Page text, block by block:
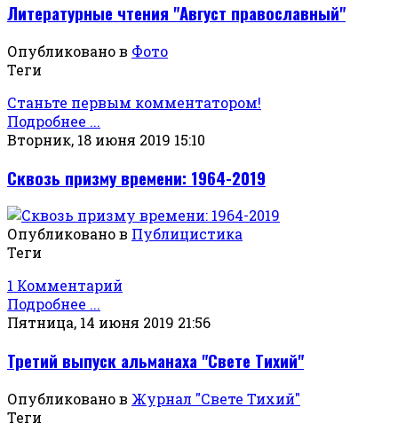
Литературные чтения "Август православный"
Опубликовано в Фото
Теги
Станьте первым комментатором!
Подробнее ...
Вторник, 18 июня 2019 15:10
Сквозь призму времени: 1964-2019
Опубликовано в Публицистика
Теги
1 Комментарий
Подробнее ...
Пятница, 14 июня 2019 21:56
Третий выпуск альманаха "Свете Тихий"
Опубликовано в Журнал "Свете Тихий"
Теги